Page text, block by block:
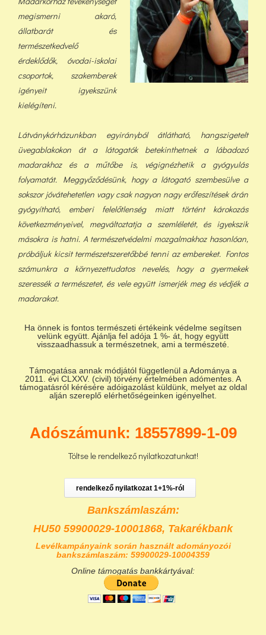
megismerni akaró,
állatbarát és
természetkedvelő
érdeklődők, óvodai-iskolai
csoportok, szakemberek
igényeit igyekszünk
kielégíteni.
Látványkórházunkban egyirányból átlátható, hangszigetelt
üvegablakokon át a látogatók betekinthetnek a lábadozó
madarakhoz és a műtőbe is, végignézhetik a gyógyulás
folyamatát. Meggyőződésünk, hogy a látogató szembesülve a
sokszor jóvátehetetlen vagy csak nagyon nagy erőfeszítések árán
gyógyítható, emberi felelőtlenség miatt történt károkozás
következményeivel, megváltoztatja a szemléletét, és igyekszik
másokra is hatni. A természetvédelmi mozgalmakhoz hasonlóan,
próbáljuk kicsit természetszeretőbbé tenni az embereket. Fontos
számunkra a környezettudatos nevelés, hogy a gyermekek
szeressék a természetet, és vele együtt ismerjék meg és védjék a
madarakat.
Ha önnek is fontos természeti értékeink védelme segítsen
velünk együtt. Ajánlja fel adója 1 %- át, hogy együtt
visszaadhassuk a természetnek, ami a természeté.
Támogatása annak módjától függetlenül a Adománya a
2011. évi CLXXV. (civil) törvény értelmében adómentes. A
támogatásról kérésére adóigazolást küldünk, melyet az oldal
alján szereplő elérhetőségeinken igényelhet.
Adószámunk: 18557899-1-09
Töltse le rendelkező nyilatkozatunkat!
rendelkező nyilatkozat 1+1%-ról
Bankszámlaszám:
HU50 59900029-10001868, Takarékbank
Levélkampányaink során használt adományozói
bankszámlaszám: 59900029-10004359
Online támogatás bankkártyával: